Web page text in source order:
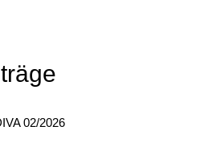
02/2026